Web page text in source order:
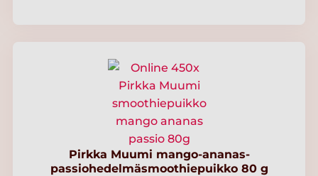
Pirkka Muumi mango-ananas-
passiohedelmäsmoothiepuikko 80 g